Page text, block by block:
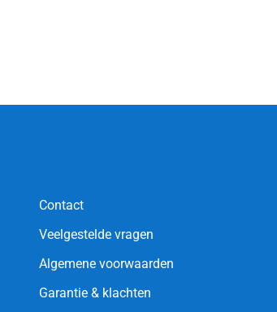
Contact
Veelgestelde vragen
Algemene voorwaarden
Garantie & klachten